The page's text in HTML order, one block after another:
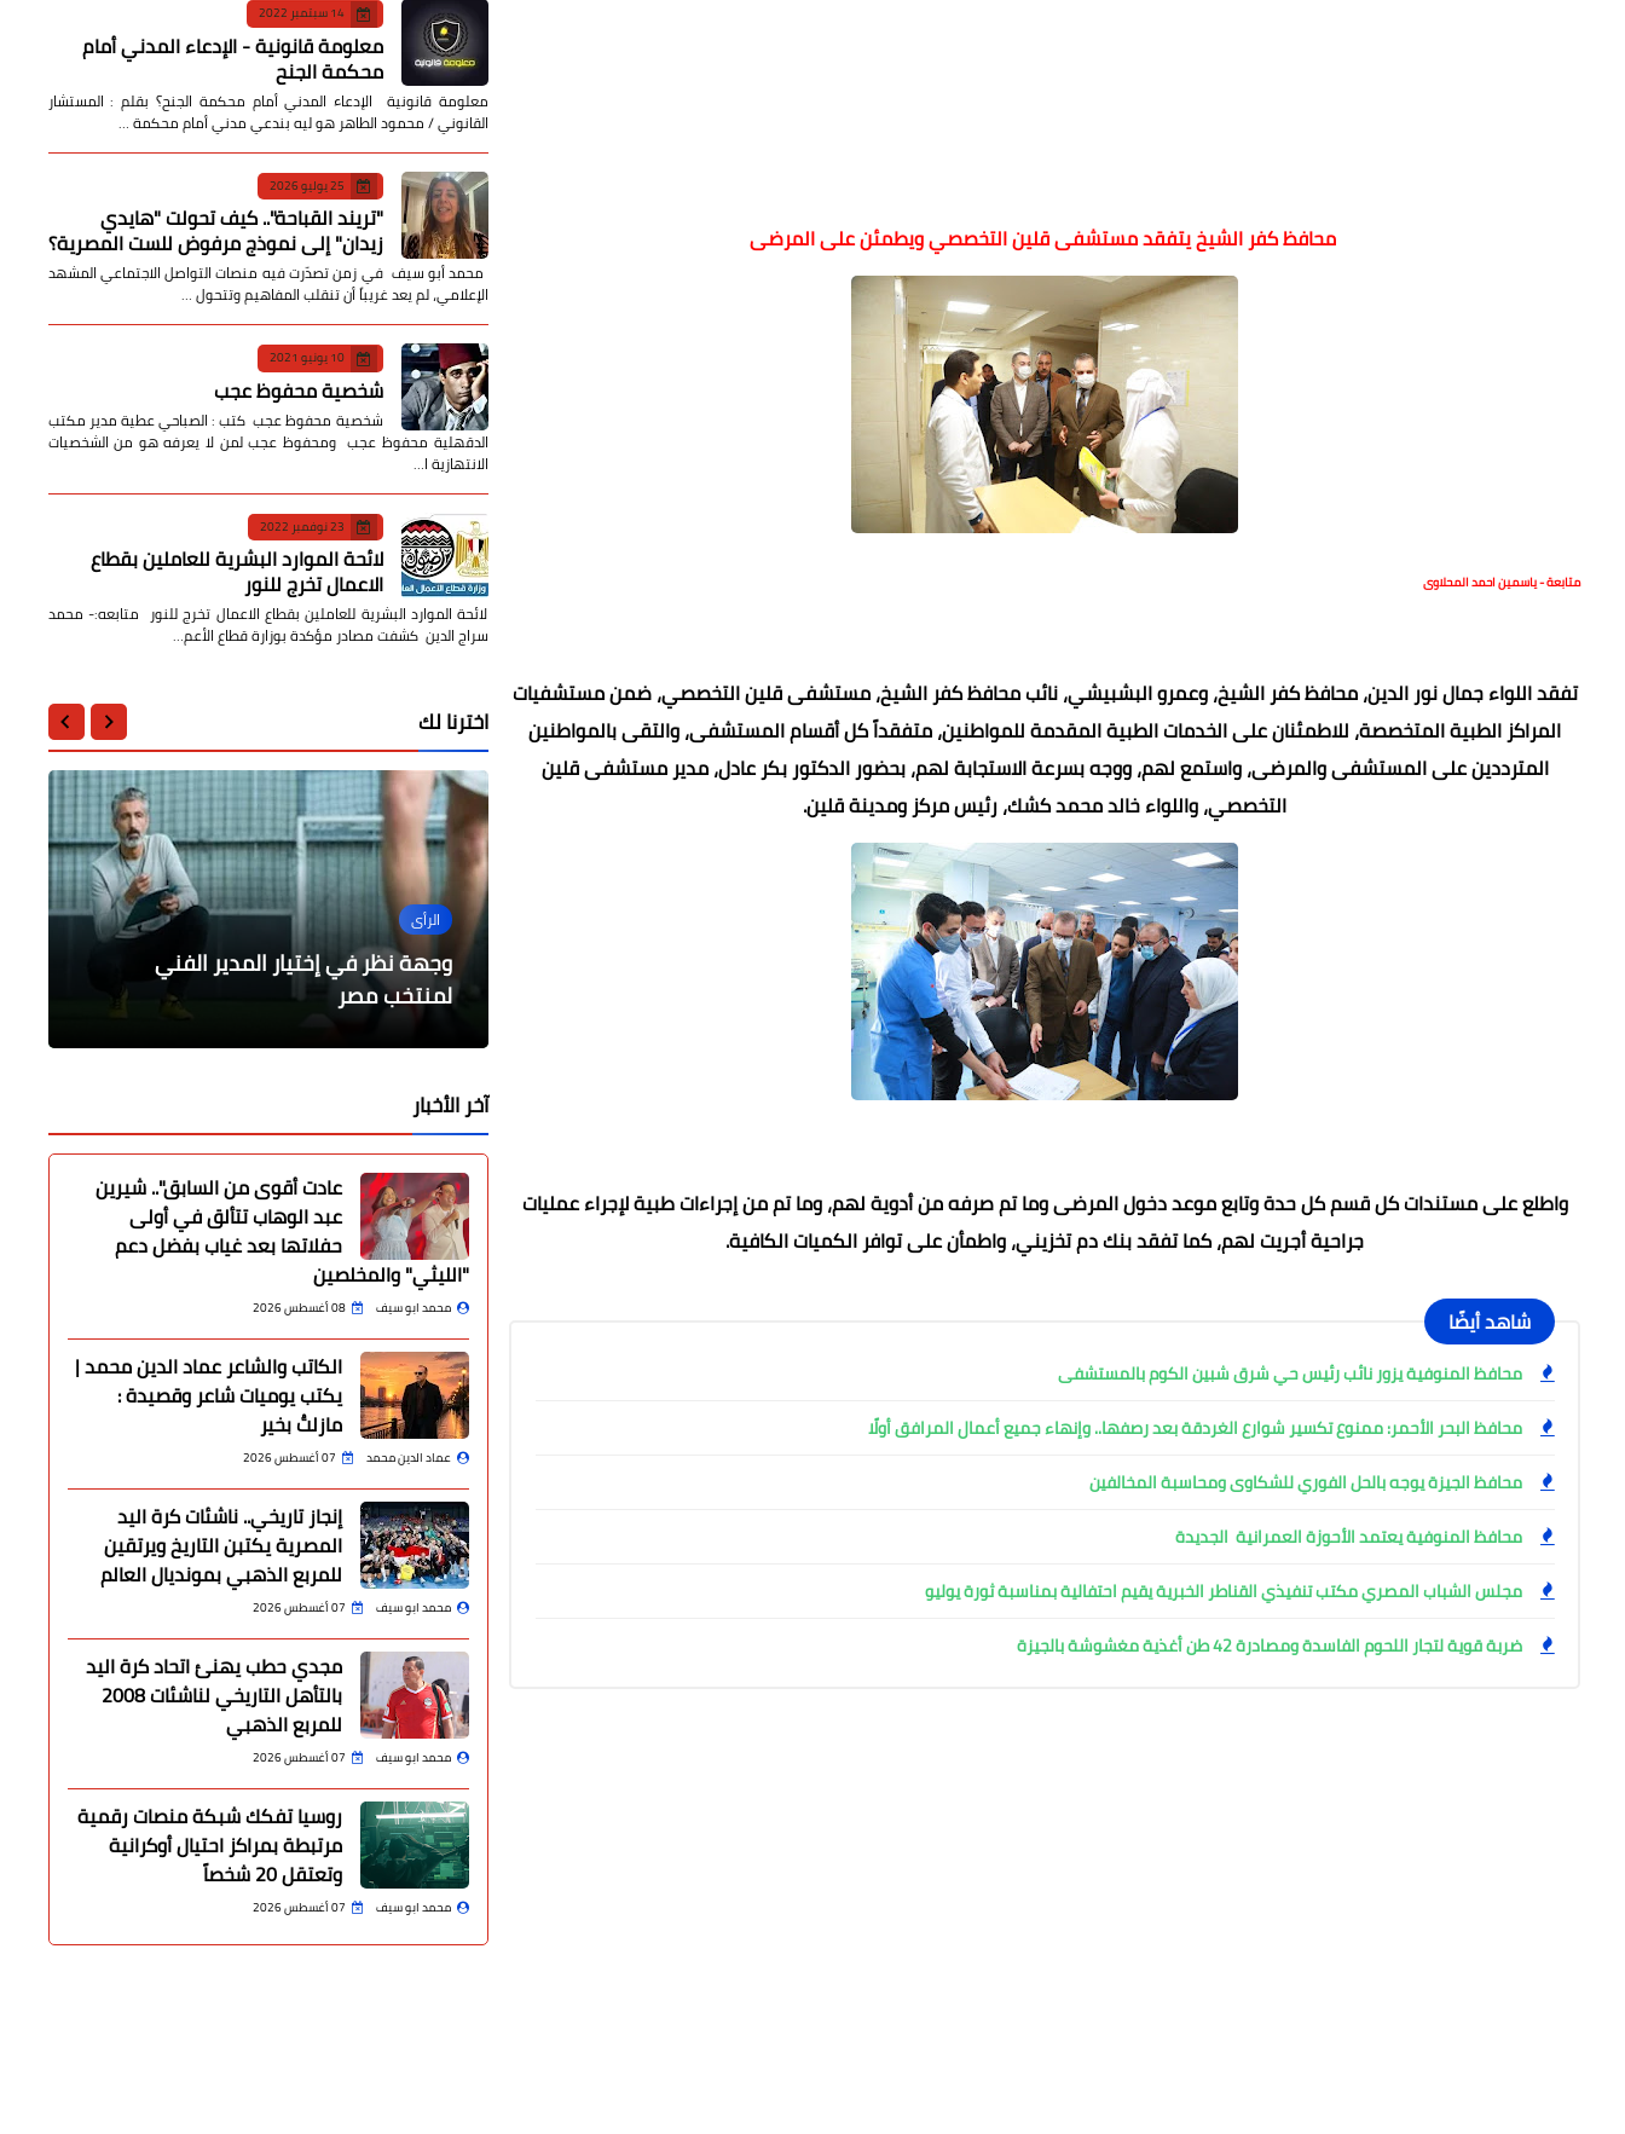
محافظ كفر الشيخ يتفقد مستشفى قلين التخصصي ويطمئن على المرضى
متابعة - ياسمين احمد المحلاوى
تفقد اللواء جمال نور الدين، محافظ كفر الشيخ، وعمرو البشبيشي، نائب محافظ كفر الشيخ، مستشفى قلين التخصصي، ضمن مستشفيات
المراكز الطبية المتخصصة، للاطمئنان على الخدمات الطبية المقدمة للمواطنين، متفقداً كل أقسام المستشفى، والتقى بالمواطنين
المترددين على المستشفى والمرضى، واستمع لهم، ووجه بسرعة الاستجابة لهم، بحضور الدكتور بكر عادل، مدير مستشفى قلين
التخصصي، واللواء خالد محمد كشك، رئيس مركز ومدينة قلين.
واطلع على مستندات كل قسم كل حدة وتابع موعد دخول المرضى وما تم صرفه من أدوية لهم، وما تم من إجراءات طبية لإجراء عمليات
جراحية أجريت لهم، كما تفقد بنك دم تخزيني، واطمأن على توافر الكميات الكافية.
شاهد أيضًا
محافظ المنوفية يزور نائب رئيس حي شرق شبين الكوم بالمستشفى
محافظ البحر الأحمر: ممنوع تكسير شوارع الغردقة بعد رصفها.. وإنهاء جميع أعمال المرافق أولًا
محافظ الجيزة يوجه بالحل الفوري للشكاوى ومحاسبة المخالفين
محافظ المنوفية يعتمد الأحوزة العمرانية الجديدة
مجلس الشباب المصري مكتب تنفيذي القناطر الخبرية يقيم احتفالية بمناسبة ثورة يوليو
ضربة قوية لتجار اللحوم الفاسدة ومصادرة 42 طن أغذية مغشوشة بالجيزة
14 سبتمبر 2022
معلومة قانونية - الإدعاء المدني أمام
محكمة الجنح
معلومة قانونية الإدعاء المدني أمام محكمة الجنح؟ بقلم : المستشار
القانوني / محمود الطاهر هو ليه بندعي مدني أمام محكمة …
25 يوليو 2026
​"تريند القباحة".. كيف تحولت "هايدي
زيدان" إلى نموذج مرفوض للست المصرية؟
​ محمد أبو سيف ​في زمن تصدّرت فيه منصات التواصل الاجتماعي المشهد
الإعلامي، لم يعد غريباً أن تنقلب المفاهيم وتتحول …
10 يونيو 2021
شخصية محفوظ عجب
شخصية محفوظ عجب كتب : الصباحي عطية مدير مكتب
الدقهلية محفوظ عجب ومحفوظ عجب لمن لا يعرفه هو من الشخصيات
الانتهازية ا…
23 نوفمبر 2022
لائحة الموارد البشرية للعاملين بقطاع
الاعمال تخرج للنور
لائحة الموارد البشرية للعاملين بقطاع الاعمال تخرج للنور متابعه:- محمد
سراج الدين كشفت مصادر مؤكدة بوزارة قطاع الأعم…
اخترنا لك
عماد الدين محمد
الرأى
وجهة نظر في إختيار المدير الفني
لمنتخب مصر
عماد الدين محمد
الرأى
حسن شحاته - مستشار فنى - حسام حسن
- مدير فنى
عماد الدين محمد
محافظات
متابعة مبادرة حياة كريمة بقرية نوي
مركز شبين القناطر
عماد الدين محمد
محافظات
حملة مكبرة بمدينة العبور
عالمى
نتائج أولية للانتخابات الرئاسية في أوسيتيا
الجنوبية
آخر الأخبار
عادت أقوى من السابق".. شيرين
عبد الوهاب تتألق في أولى
حفلاتها بعد غياب بفضل دعم
"الليثي" والمخلصين
محمد ابو سيف 08 أغسطس 2026
الكاتب والشاعر عماد الدين محمد |
يكتب يوميات شاعر وقصيدة :
مازلتُ بخير
عماد الدين محمد 07 أغسطس 2026
إنجاز تاريخي.. ناشئات كرة اليد
المصرية يكتبن التاريخ ويرتقين
للمربع الذهبي بمونديال العالم
محمد ابو سيف 07 أغسطس 2026
مجدي حطب يهنئ اتحاد كرة اليد
بالتأهل التاريخي لناشئات 2008
للمربع الذهبي
محمد ابو سيف 07 أغسطس 2026
روسيا تفكك شبكة منصات رقمية
مرتبطة بمراكز احتيال أوكرانية
وتعتقل 20 شخصاً
محمد ابو سيف 07 أغسطس 2026